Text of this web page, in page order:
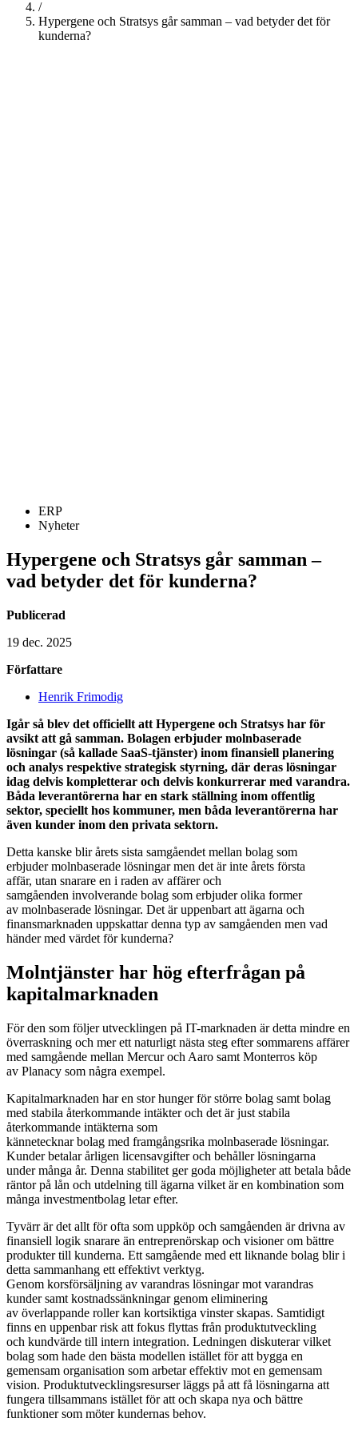
/
Hypergene och Stratsys går samman – vad betyder det för
kunderna?
ERP
Nyheter
Hypergene och Stratsys går samman –
vad betyder det för kunderna?
Publicerad
19 dec. 2025
Författare
Henrik Frimodig
Igår så blev det officiellt att Hypergene och Stratsys har för
avsikt att gå samman. Bolagen erbjuder molnbaserade
lösningar (så kallade SaaS-tjänster) inom finansiell planering
och analys respektive strategisk styrning, där deras lösningar
idag delvis kompletterar och delvis konkurrerar med varandra.
Båda leverantörerna har en stark ställning inom offentlig
sektor, speciellt hos kommuner, men båda leverantörerna har
även kunder inom den privata sektorn.
Detta kanske blir årets sista samgåendet mellan bolag som
erbjuder molnbaserade lösningar men det är inte årets första
affär, utan snarare en i raden av affärer och
samgåenden involverande bolag som erbjuder olika former
av molnbaserade lösningar. Det är uppenbart att ägarna och
finansmarknaden uppskattar denna typ av samgåenden men vad
händer med värdet för kunderna?
Molntjänster har hög efterfrågan på
kapitalmarknaden
För den som följer utvecklingen på IT-marknaden är detta mindre en
överraskning och mer ett naturligt nästa steg efter sommarens affärer
med samgående mellan Mercur och Aaro samt Monterros köp
av Planacy som några exempel.
Kapitalmarknaden har en stor hunger för större bolag samt bolag
med stabila återkommande intäkter och det är just stabila
återkommande intäkterna som
kännetecknar bolag med framgångsrika molnbaserade lösningar.
Kunder betalar årligen licensavgifter och behåller lösningarna
under många år. Denna stabilitet ger goda möjligheter att betala både
räntor på lån och utdelning till ägarna vilket är en kombination som
många investmentbolag letar efter.
Tyvärr är det allt för ofta som uppköp och samgåenden är drivna av
finansiell logik snarare än entreprenörskap och visioner om bättre
produkter till kunderna. Ett samgående med ett liknande bolag blir i
detta sammanhang ett effektivt verktyg.
Genom korsförsäljning av varandras lösningar mot varandras
kunder samt kostnadssänkningar genom eliminering
av överlappande roller kan kortsiktiga vinster skapas. Samtidigt
finns en uppenbar risk att fokus flyttas från produktutveckling
och kundvärde till intern integration. Ledningen diskuterar vilket
bolag som hade den bästa modellen istället för att bygga en
gemensam organisation som arbetar effektiv mot en gemensam
vision. Produktutvecklingsresurser läggs på att få lösningarna att
fungera tillsammans istället för att och skapa nya och bättre
funktioner som möter kundernas behov.